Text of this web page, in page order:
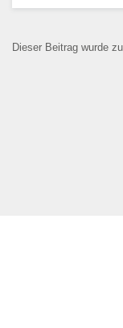
Dieser Beitrag wurde